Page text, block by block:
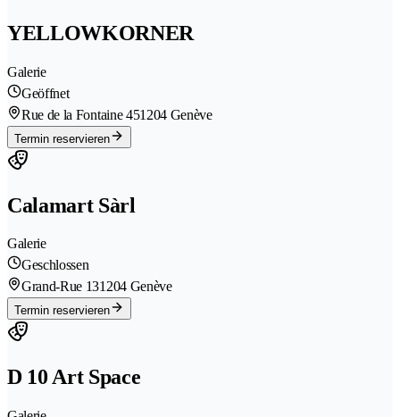
YELLOWKORNER
Galerie
Geöffnet
Rue de la Fontaine 451204 Genève
Termin reservieren
Calamart Sàrl
Galerie
Geschlossen
Grand-Rue 131204 Genève
Termin reservieren
D 10 Art Space